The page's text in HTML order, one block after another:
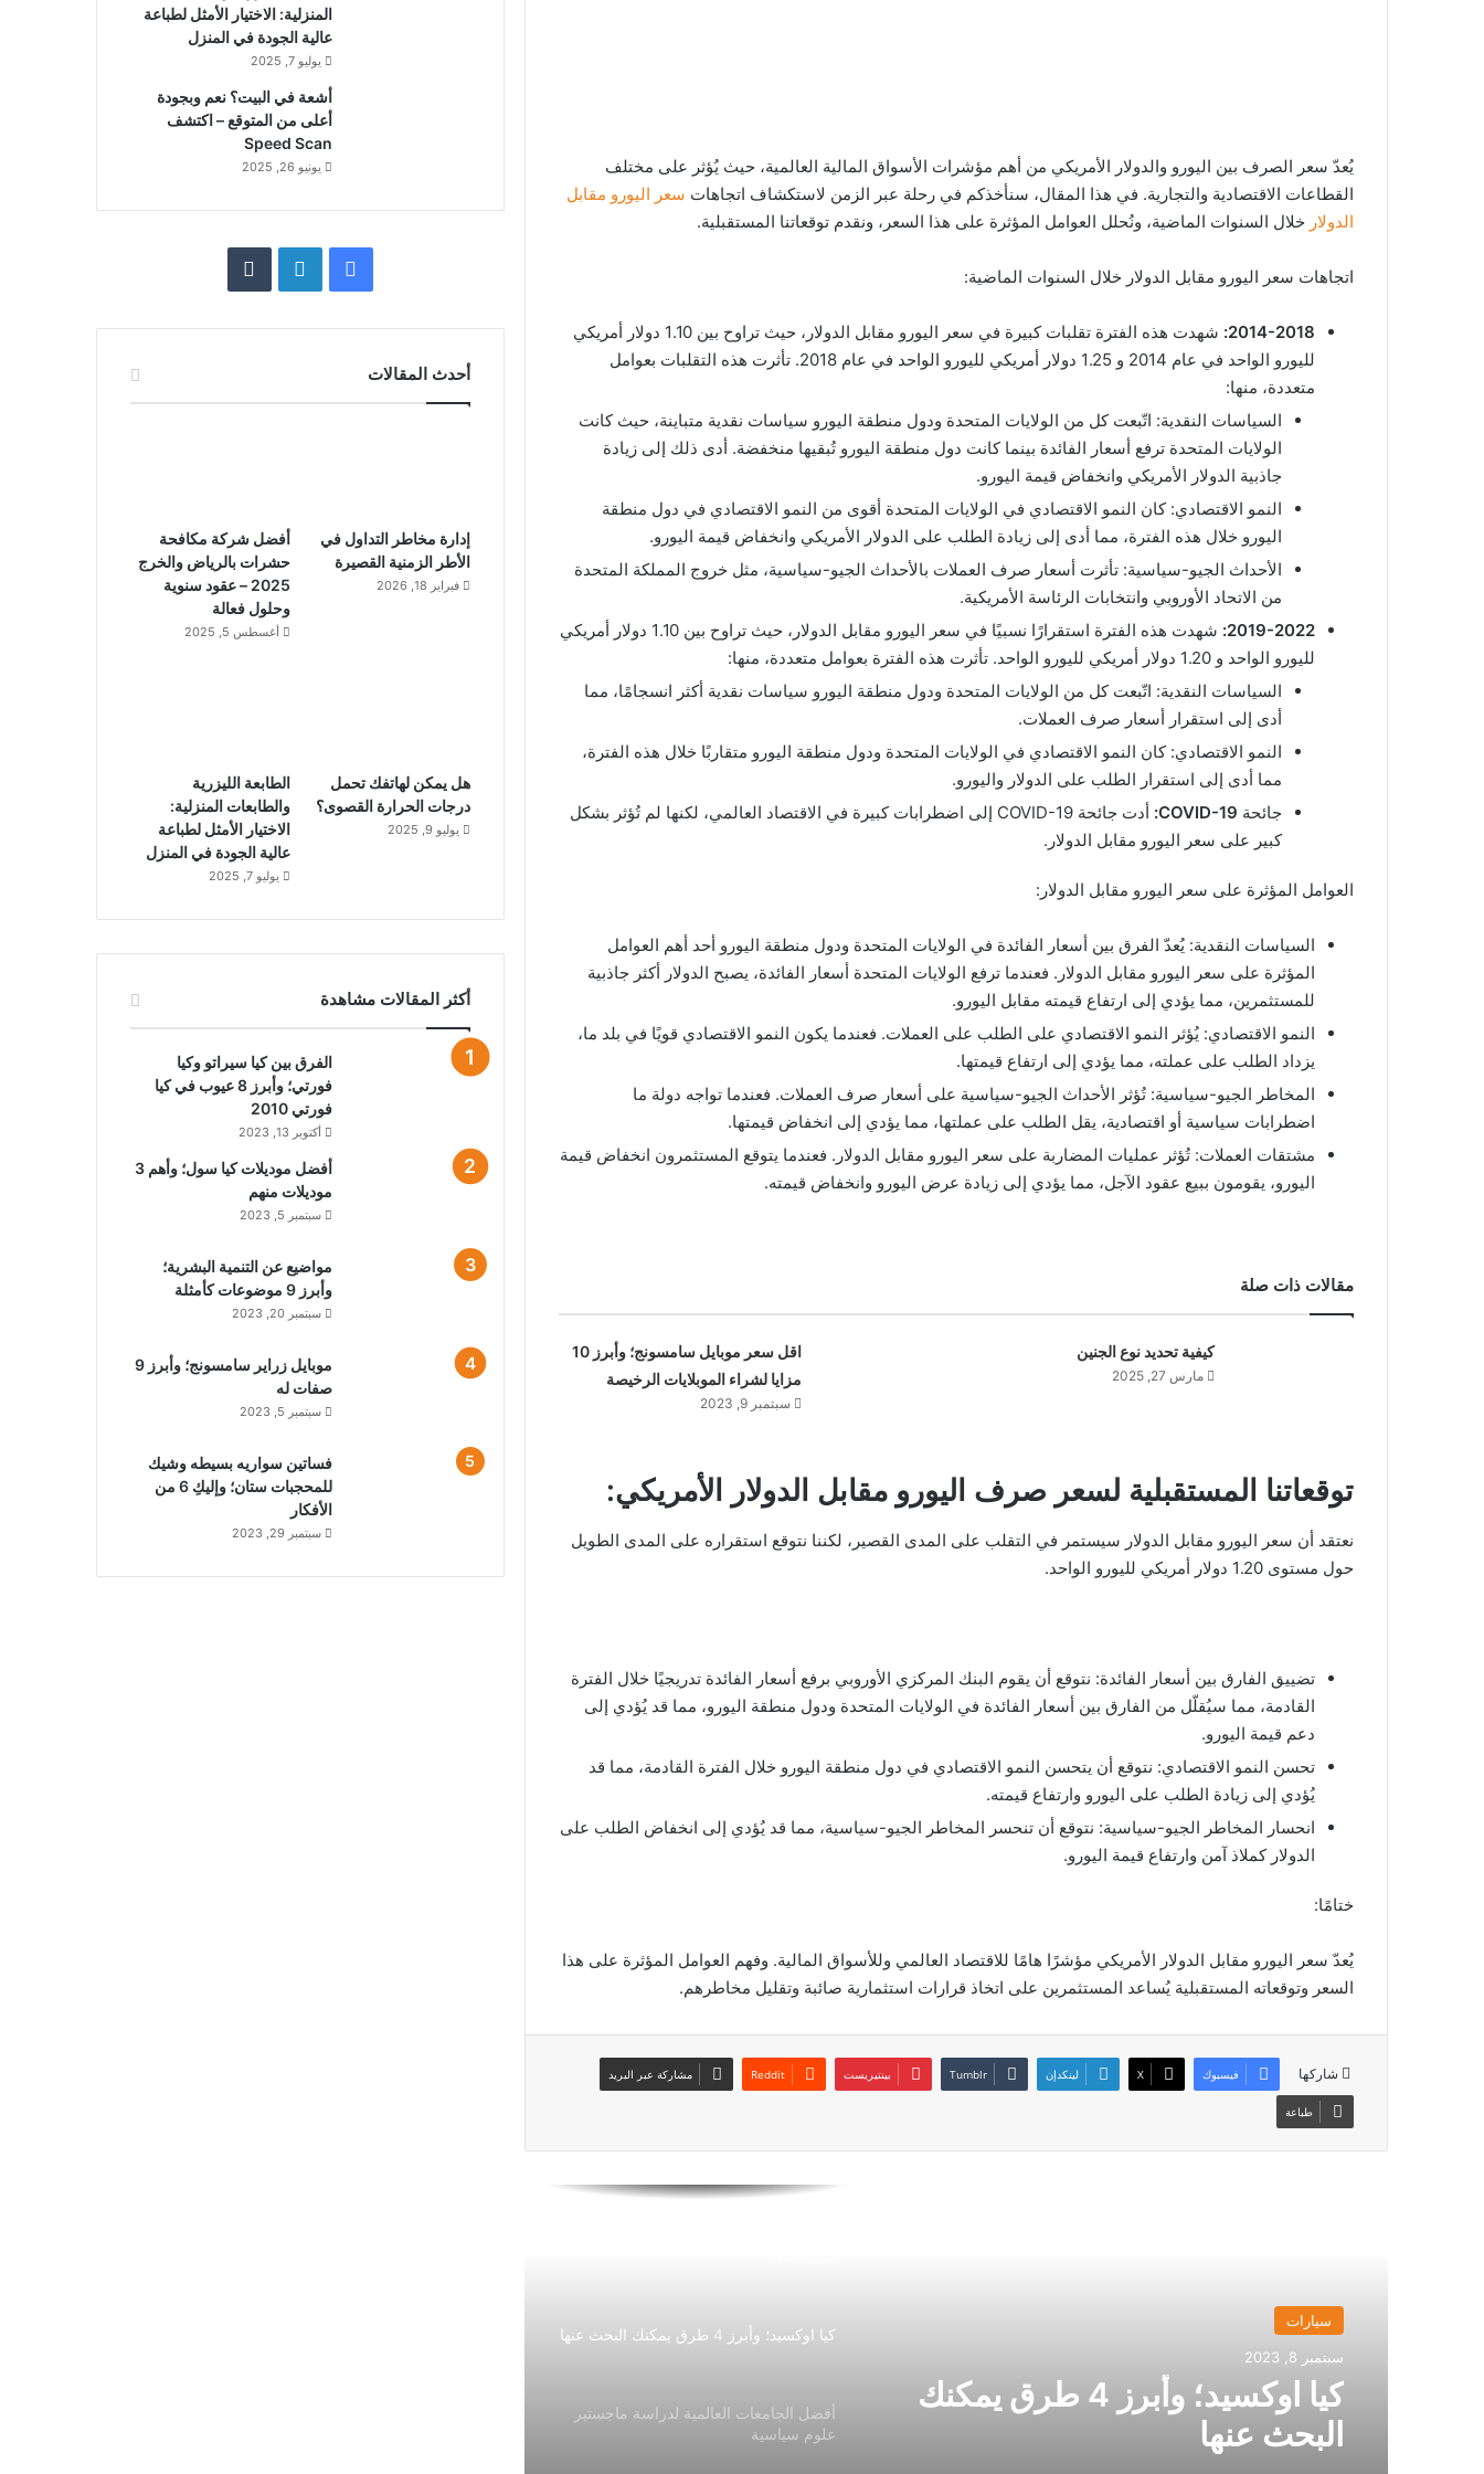
يُعدّ سعر الصرف بين اليورو والدولار الأمريكي من أهم مؤشرات الأسواق المالية العالمية، حيث يُؤثر على مختلف
القطاعات الاقتصادية والتجارية. في هذا المقال، سنأخذكم في رحلة عبر الزمن لاستكشاف اتجاهات سعر اليورو مقابل
الدولار خلال السنوات الماضية، ونُحلل العوامل المؤثرة على هذا السعر، ونقدم توقعاتنا المستقبلية.
اتجاهات سعر اليورو مقابل الدولار خلال السنوات الماضية:
2014-2018:
شهدت هذه الفترة تقلبات كبيرة في سعر اليورو مقابل الدولار، حيث تراوح بين 1.10 دولار أمريكي
لليورو الواحد في عام 2014 و 1.25 دولار أمريكي لليورو الواحد في عام 2018. تأثرت هذه التقلبات بعوامل
متعددة، منها:
السياسات النقدية: اتّبعت كل من الولايات المتحدة ودول منطقة اليورو سياسات نقدية متباينة، حيث كانت
الولايات المتحدة ترفع أسعار الفائدة بينما كانت دول منطقة اليورو تُبقيها منخفضة. أدى ذلك إلى زيادة
جاذبية الدولار الأمريكي وانخفاض قيمة اليورو.
النمو الاقتصادي: كان النمو الاقتصادي في الولايات المتحدة أقوى من النمو الاقتصادي في دول منطقة
اليورو خلال هذه الفترة، مما أدى إلى زيادة الطلب على الدولار الأمريكي وانخفاض قيمة اليورو.
الأحداث الجيو-سياسية: تأثرت أسعار صرف العملات بالأحداث الجيو-سياسية، مثل خروج المملكة المتحدة
من الاتحاد الأوروبي وانتخابات الرئاسة الأمريكية.
2019-2022:
شهدت هذه الفترة استقرارًا نسبيًا في سعر اليورو مقابل الدولار، حيث تراوح بين 1.10 دولار أمريكي
لليورو الواحد و 1.20 دولار أمريكي لليورو الواحد. تأثرت هذه الفترة بعوامل متعددة، منها:
السياسات النقدية: اتّبعت كل من الولايات المتحدة ودول منطقة اليورو سياسات نقدية أكثر انسجامًا، مما
أدى إلى استقرار أسعار صرف العملات.
النمو الاقتصادي: كان النمو الاقتصادي في الولايات المتحدة ودول منطقة اليورو متقاربًا خلال هذه الفترة،
مما أدى إلى استقرار الطلب على الدولار واليورو.
جائحة COVID-19:
أدت جائحة COVID-19 إلى اضطرابات كبيرة في الاقتصاد العالمي، لكنها لم تُؤثر بشكل
كبير على سعر اليورو مقابل الدولار.
العوامل المؤثرة على سعر اليورو مقابل الدولار:
السياسات النقدية: يُعدّ الفرق بين أسعار الفائدة في الولايات المتحدة ودول منطقة اليورو أحد أهم العوامل
المؤثرة على سعر اليورو مقابل الدولار. فعندما ترفع الولايات المتحدة أسعار الفائدة، يصبح الدولار أكثر جاذبية
للمستثمرين، مما يؤدي إلى ارتفاع قيمته مقابل اليورو.
النمو الاقتصادي: يُؤثر النمو الاقتصادي على الطلب على العملات. فعندما يكون النمو الاقتصادي قويًا في بلد ما،
يزداد الطلب على عملته، مما يؤدي إلى ارتفاع قيمتها.
المخاطر الجيو-سياسية: تُؤثر الأحداث الجيو-سياسية على أسعار صرف العملات. فعندما تواجه دولة ما
اضطرابات سياسية أو اقتصادية، يقل الطلب على عملتها، مما يؤدي إلى انخفاض قيمتها.
مشتقات العملات: تُؤثر عمليات المضاربة على سعر اليورو مقابل الدولار. فعندما يتوقع المستثمرون انخفاض قيمة
اليورو، يقومون ببيع عقود الآجل، مما يؤدي إلى زيادة عرض اليورو وانخفاض قيمته.
مقالات ذات صلة
كيفية تحديد نوع الجنين
مارس 27, 2025
اقل سعر موبايل سامسونج؛ وأبرز 10
مزايا لشراء الموبلايات الرخيصة
سبتمبر 9, 2023
توقعاتنا المستقبلية لسعر صرف اليورو مقابل الدولار الأمريكي:
نعتقد أن سعر اليورو مقابل الدولار سيستمر في التقلب على المدى القصير، لكننا نتوقع استقراره على المدى الطويل
حول مستوى 1.20 دولار أمريكي لليورو الواحد.
تضييق الفارق بين أسعار الفائدة: نتوقع أن يقوم البنك المركزي الأوروبي برفع أسعار الفائدة تدريجيًا خلال الفترة
القادمة، مما سيُقلّل من الفارق بين أسعار الفائدة في الولايات المتحدة ودول منطقة اليورو، مما قد يُؤدي إلى
دعم قيمة اليورو.
تحسن النمو الاقتصادي: نتوقع أن يتحسن النمو الاقتصادي في دول منطقة اليورو خلال الفترة القادمة، مما قد
يُؤدي إلى زيادة الطلب على اليورو وارتفاع قيمته.
انحسار المخاطر الجيو-سياسية: نتوقع أن تنحسر المخاطر الجيو-سياسية، مما قد يُؤدي إلى انخفاض الطلب على
الدولار كملاذ آمن وارتفاع قيمة اليورو.
ختامًا:
يُعدّ سعر اليورو مقابل الدولار الأمريكي مؤشرًا هامًا للاقتصاد العالمي وللأسواق المالية. وفهم العوامل المؤثرة على هذا
السعر وتوقعاته المستقبلية يُساعد المستثمرين على اتخاذ قرارات استثمارية صائبة وتقليل مخاطرهم.
شاركها فيسبوك ‫X لينكدإن بينتيريست مشاركة عبر البريد
طباعة
سيارات
سبتمبر 8, 2023
كيا اوكسيد؛ وأبرز 4 طرق يمكنك
البحث عنها
كتب عليك قراءتها
أغاني التسعينات رحلة عبر عقد من التحول
نصائح لعلاج الزكام
ما هي أبرز الأحداث التي هزت العالم العربي
في 2023؟
معلومات عن الأهرامات
كيا اوكسيد؛ وأبرز 4 طرق يمكنك البحث عنها
أفضل الجامعات العالمية لدراسة ماجستير
علوم سياسية
المنزلية: الاختيار الأمثل لطباعة
عالية الجودة في المنزل
يوليو 7, 2025
أشعة في البيت؟ نعم وبجودة
أعلى من المتوقع – اكتشف
Speed Scan
يونيو 26, 2025
فيسبوكلينكدإن
‏Tumblr
أحدث المقالات
إدارة مخاطر التداول في
الأطر الزمنية القصيرة
فبراير 18, 2026
أفضل شركة مكافحة
حشرات بالرياض والخرج
2025 – عقود سنوية
وحلول فعالة
أغسطس 5, 2025
هل يمكن لهاتفك تحمل
درجات الحرارة القصوى؟
يوليو 9, 2025
الطابعة الليزرية
والطابعات المنزلية:
الاختيار الأمثل لطباعة
عالية الجودة في المنزل
يوليو 7, 2025
أكثر المقالات مشاهدة
الفرق بين كيا سيراتو وكيا
فورتي؛ وأبرز 8 عيوب في كيا
فورتي 2010
أكتوبر 13, 2023
أفضل موديلات كيا سول؛ وأهم 3
موديلات منهم
سبتمبر 5, 2023
مواضيع عن التنمية البشرية؛
وأبرز 9 موضوعات كأمثلة
سبتمبر 20, 2023
موبايل زراير سامسونج؛ وأبرز 9
صفات له
سبتمبر 5, 2023
فساتين سواريه بسيطه وشيك
للمحجبات ستان؛ وإليكِ 6 من
الأفكار
سبتمبر 29, 2023